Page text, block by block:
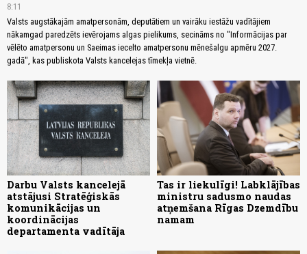
8:11
Valsts augstākajām amatpersonām, deputātiem un vairāku iestāžu vadītājiem
nākamgad paredzēts ievērojams algas pielikums, secināms no "Informācijas par
vēlēto amatpersonu un Saeimas iecelto amatpersonu mēnešalgu apmēru 2027.
gadā", kas publiskota Valsts kancelejas tīmekļa vietnē.
Darbu Valsts kancelejā
atstājusi Stratēģiskās
komunikācijas un
koordinācijas
departamenta vadītāja
Tas ir liekulīgi! Labklājības
ministru sadusmo naudas
atņemšana Rīgas Dzemdību
namam